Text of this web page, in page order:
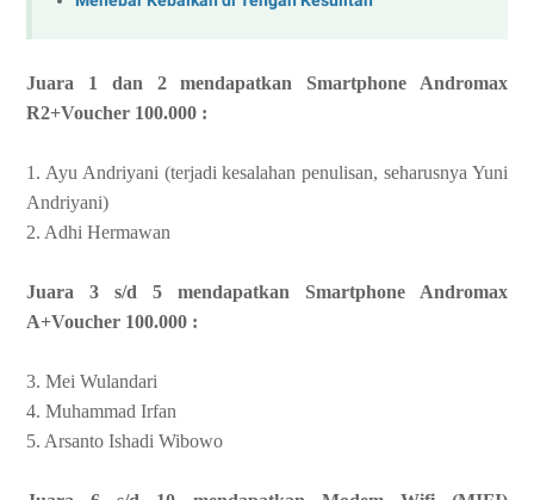
Juara 1 dan 2 mendapatkan Smartphone Andromax
R2+Voucher 100.000 :
1. Ayu Andriyani (terjadi kesalahan penulisan, seharusnya Yuni
Andriyani)
2. Adhi Hermawan
Juara 3 s/d 5 mendapatkan Smartphone Andromax
A+Voucher 100.000 :
3. Mei Wulandari
4. Muhammad Irfan
5. Arsanto Ishadi Wibowo